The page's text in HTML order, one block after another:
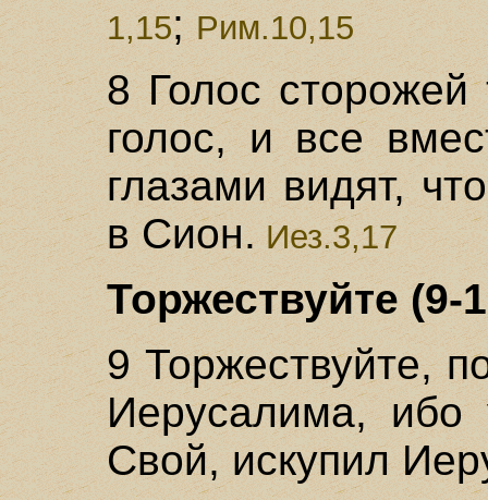
1,15; Рим.10,15
8 Голос
голос, и все
глазами видят,
в Сион. Иез.3,17
Торжествуйте (9-
9 Торжествуйте,
Иерусалима, ибо
Свой, искупил